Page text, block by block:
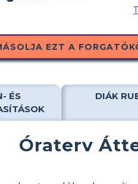
EZT A
ÉS
DIÁK
Óraterv